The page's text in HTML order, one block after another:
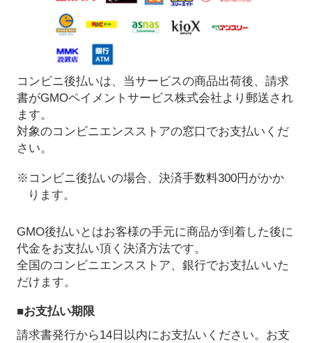
コンビニ後払いは、当サービスの商品出荷後、請求
書がGMOペイメントサービス株式会社より郵送され
ます。
対象のコンビニエンスストアの窓口でお支払いくだ
さい。
※コンビニ後払いの場合、決済手数料300円がかか
ります。
GMO後払いとはお客様の手元に商品が到着した後に
代金をお支払い頂く決済方法です。
全国のコンビニエンスストア、銀行でお支払いいた
だけます。
■お支払い期限
請求書発行から14日以内にお支払いください。お支